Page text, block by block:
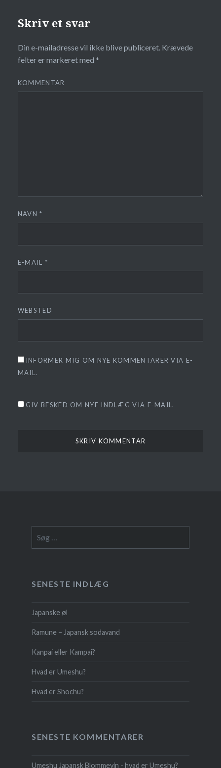
Skriv et svar
Din e-mailadresse vil ikke blive publiceret.Krævede
felter er markeret med *
KOMMENTAR
NAVN*
E-MAIL *
WEBSTED
INFORMER MIG OM NYE KOMMENTARER VIA E-
MAIL.
GIV BESKED OM NYE INDLÆG VIA E-MAIL.
efter:
SENESTE INDLÆG
Japanske øl
Ramune – Japansk sodavand
Kanpai eller Kampai?
Hvad er Umeshu?
Hvad er Shochu?
SENESTE KOMMENTARER
Umeshu Japansk Blommevin - hvad er Umeshu?